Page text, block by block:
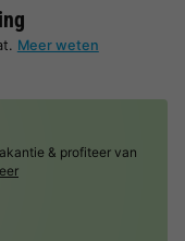
Meer weten
& profiteer van